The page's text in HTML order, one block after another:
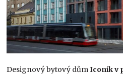
Designový bytový důmIconik v